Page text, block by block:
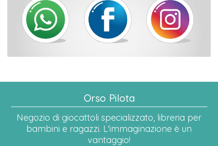
Orso Pilota
Negozio di giocattoli specializzato, libreria per
bambini e ragazzi. L'immaginazione è un
vantaggio!